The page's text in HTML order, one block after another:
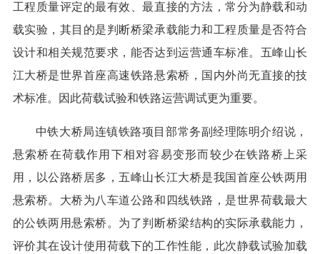
工程质量评定的最有效、最直接的方法，常分为静载和动
载实验，其目的是判断桥梁承载能力和工程质量是否符合
设计和相关规范要求，能否达到运营通车标准。五峰山长
江大桥是世界首座高速铁路悬索桥，国内外尚无直接的技
术标准。因此荷载试验和铁路运营调试更为重要。
中铁大桥局连镇铁路项目部常务副经理陈明介绍说，
悬索桥在荷载作用下相对容易变形而较少在铁路桥上采
用，以公路桥居多，五峰山长江大桥是我国首座公铁两用
悬索桥。大桥为八车道公路和四线铁路，是世界荷载最大
的公铁两用悬索桥。为了判断桥梁结构的实际承载能力，
评价其在设计使用荷载下的工作性能，此次静载试验加载